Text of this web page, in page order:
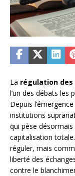
La régulation
l’un des débats les
Depuis
institutions
qui pèse désormais
capitalisation
réguler, mais
liberté des
contre le